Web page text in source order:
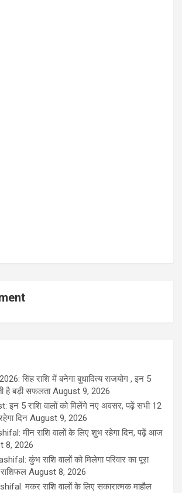
सिंह राशि में बनेगा बुधादित्य राजयोग , इन 5
है बड़ी सफलता August 9, 2026
इन 5 राशि वालों को मिलेंगे नए अवसर, पढ़ें सभी 12
दिन August 9, 2026
मीन राशि वालों के लिए शुभ रहेगा दिन, पढ़ें आज
8, 2026
कुंभ राशि वालों को मिलेगा परिवार का पूरा
August 8, 2026
मकर राशि वालों के लिए सकारात्मक माहौल